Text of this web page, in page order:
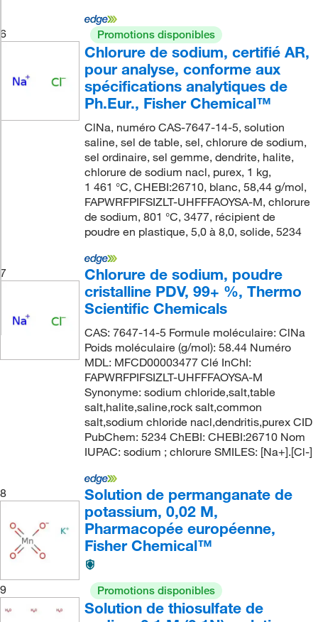
6 Promotions disponibles
Chlorure de sodium, certifié AR,
pour analyse, conforme aux
spécifications analytiques de
Ph.Eur., Fisher Chemical™
ClNa, numéro CAS-7647-14-5, solution
saline, sel de table, sel, chlorure de sodium,
sel ordinaire, sel gemme, dendrite, halite,
chlorure de sodium nacl, purex, 1 kg,
1 461 °C, CHEBI:26710, blanc, 58,44 g/mol,
FAPWRFPIFSIZLT-UHFFFAOYSA-M, chlorure
de sodium, 801 °C, 3477, récipient de
poudre en plastique, 5,0 à 8,0, solide, 5234
7
Chlorure de sodium, poudre
cristalline PDV, 99+ %, Thermo
Scientific Chemicals
CAS: 7647-14-5 Formule moléculaire: ClNa
Poids moléculaire (g/mol): 58.44 Numéro
MDL: MFCD00003477 Clé InChI:
FAPWRFPIFSIZLT-UHFFFAOYSA-M
Synonyme: sodium chloride,salt,table
salt,halite,saline,rock salt,common
salt,sodium chloride nacl,dendritis,purex CID
PubChem: 5234 ChEBI: CHEBI:26710 Nom
IUPAC: sodium ; chlorure SMILES: [Na+].[Cl-]
8
Solution de permanganate de
potassium, 0,02 M,
Pharmacopée européenne,
Fisher Chemical™
9 Promotions disponibles
Solution de thiosulfate de